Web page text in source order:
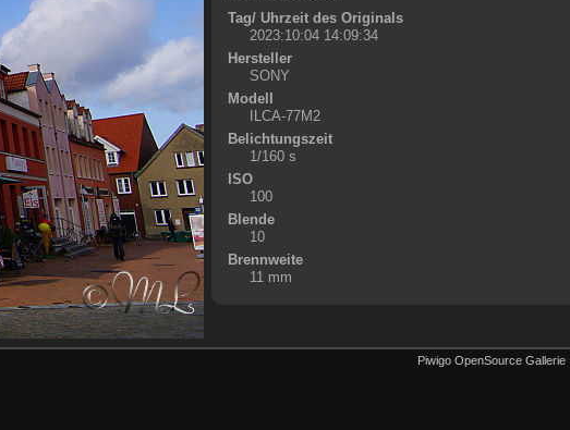
Tag/ Uhrzeit des Originals
2023:10:04 14:09:34
Hersteller
SONY
Modell
ILCA-77M2
Belichtungszeit
1/160 s
ISO
100
Blende
10
Brennweite
11 mm
Piwigo OpenSource Gallerie